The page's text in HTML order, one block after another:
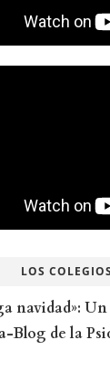
LOS
navidad»:
Blog de la